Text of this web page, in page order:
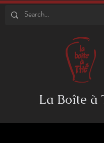
La Boîte à